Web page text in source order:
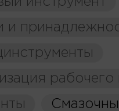
и
рабочего